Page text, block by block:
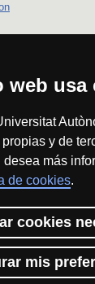
web usa
y de
más
de cookies.
cookies
mis